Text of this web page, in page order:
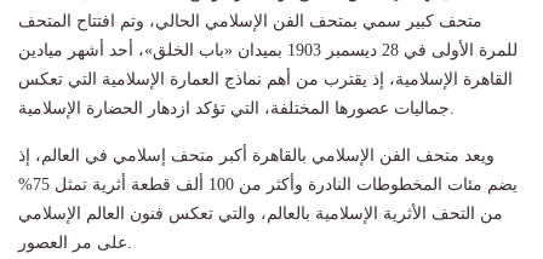
متحف كبير سمي بمتحف الفن الإسلامي الحالي، وتم افتتاح المتحف
للمرة الأولى في 28 ديسمبر 1903 بميدان «باب الخلق»، أحد أشهر ميادين
القاهرة الإسلامية، إذ يقترب من أهم نماذج العمارة الإسلامية التي تعكس
ويعد متحف الفن الإسلامي بالقاهرة أكبر متحف إسلامي في العالم، إذ
يضم مئات المخطوطات النادرة وأكثر من 100 ألف قطعة أثرية تمثل 75%
من التحف الأثرية الإسلامية بالعالم، والتي تعكس فنون العالم الإسلامي